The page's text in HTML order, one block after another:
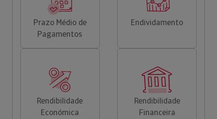
Prazo Médio de
Pagamentos
Endividamento
Rendibilidade
Económica
Rendibilidade
Financeira